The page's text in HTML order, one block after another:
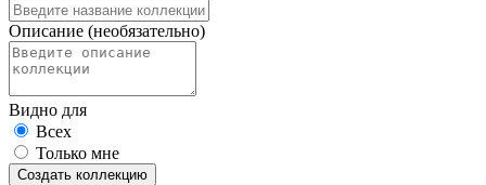
Описание (необязательно)
Видно для
Всех
Только мне
Создать коллекцию